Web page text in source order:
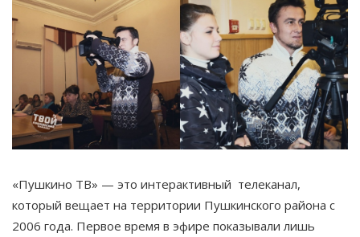
«Пушкино ТВ» — это интерактивный телеканал,
который вещает на территории Пушкинского района с
2006 года. Первое время в эфире показывали лишь